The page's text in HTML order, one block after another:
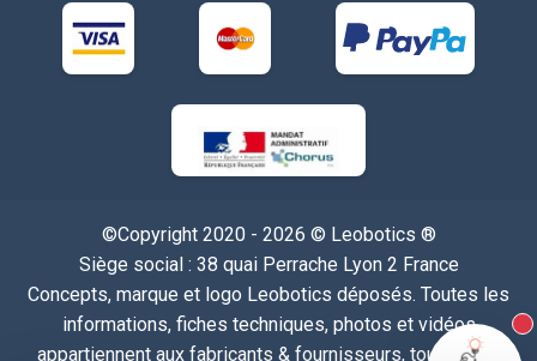
©Copyright 2020 - 2026 © Leobotics ®
Siège social : 38 quai Perrache Lyon 2 France
Concepts, marque et logo Leobotics déposés. Toutes les
informations, fiches techniques, photos et vidéos
appartiennent aux fabricants & fournisseurs, tous droits